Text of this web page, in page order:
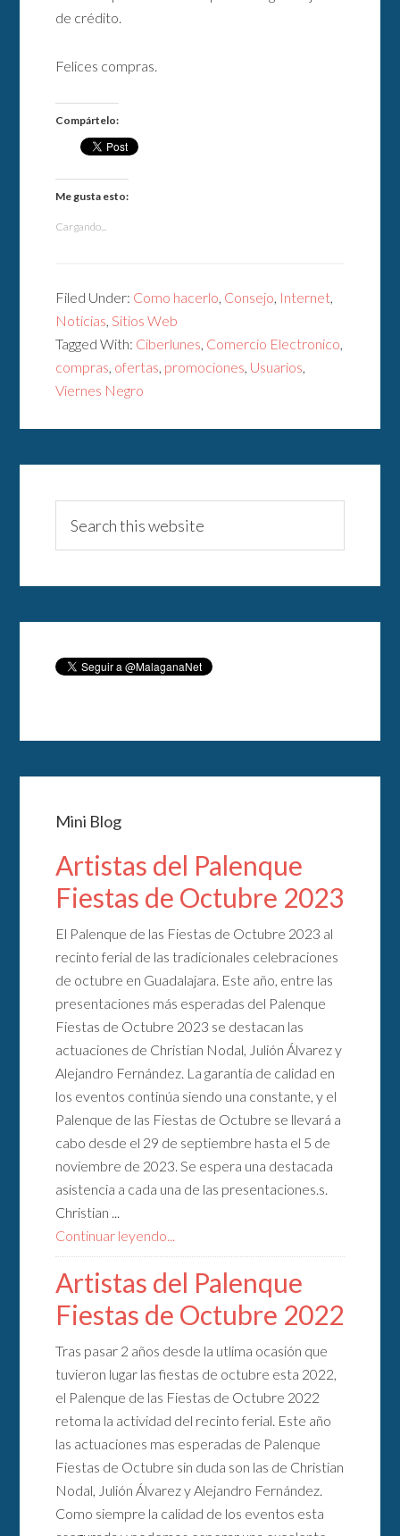
de crédito.
Felices compras.
Compártelo:
Me gusta esto:
Cargando...
Filed Under: Como hacerlo, Consejo, Internet,
Noticias,Sitios Web
Tagged With: Ciberlunes, Comercio Electronico,
compras, ofertas, promociones, Usuarios,
Viernes Negro
Mini Blog
Artistas del Palenque
Fiestas de Octubre 2023
El Palenque de las Fiestas de Octubre 2023 al
recinto ferial de las tradicionales celebraciones
de octubre en Guadalajara. Este año, entre las
presentaciones más esperadas del Palenque
Fiestas de Octubre 2023 se destacan las
actuaciones de Christian Nodal, Julión Álvarez y
Alejandro Fernández. La garantía de calidad en
los eventos continúa siendo una constante, y el
Palenque de las Fiestas de Octubre se llevará a
cabo desde el 29 de septiembre hasta el 5 de
noviembre de 2023. Se espera una destacada
asistencia a cada una de las presentaciones.s.
Christian ...
Continuar leyendo...
Artistas del Palenque
Fiestas de Octubre 2022
Tras pasar 2 años desde la utlima ocasión que
tuvieron lugar las fiestas de octubre esta 2022,
el Palenque de las Fiestas de Octubre 2022
retoma la actividad del recinto ferial. Este año
las actuaciones mas esperadas de Palenque
Fiestas de Octubre sin duda son las de Christian
Nodal, Julión Álvarez y Alejandro Fernández.
Como siempre la calidad de los eventos esta